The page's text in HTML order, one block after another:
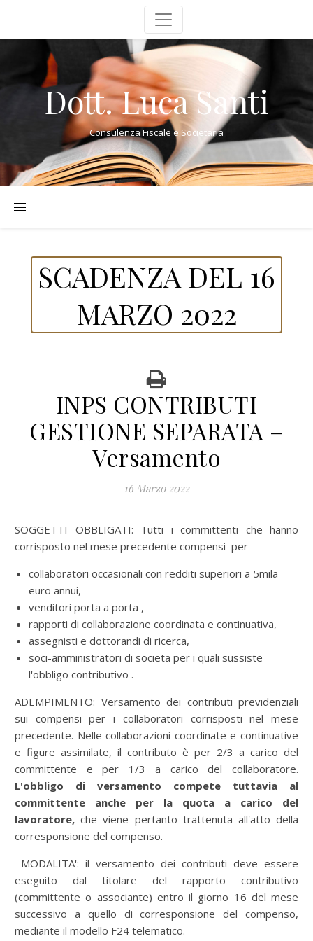
Dott. Luca Santi
Consulenza Fiscale e Societaria
SCADENZA DEL 16
MARZO 2022
INPS CONTRIBUTI
GESTIONE SEPARATA –
Versamento
16 Marzo 2022
SOGGETTI OBBLIGATI: Tutti i committenti che hanno
corrisposto nel mese precedente compensi per
collaboratori occasionali con redditi superiori a 5mila
euro annui,
venditori porta a porta ,
rapporti di collaborazione coordinata e continuativa,
assegnisti e dottorandi di ricerca,
soci-amministratori di societa per i quali sussiste
l'obbligo contributivo .
ADEMPIMENTO: Versamento dei contributi previdenziali
sui compensi per i collaboratori corrisposti nel mese
precedente. Nelle collaborazioni coordinate e continuative
e figure assimilate, il contributo è per 2/3 a carico del
committente e per 1/3 a carico del collaboratore.
L'obbligo di versamento compete tuttavia al
committente anche per la quota a carico del
lavoratore, che viene pertanto trattenuta all'atto della
corresponsione del compenso.
MODALITA': il versamento dei contributi deve essere
eseguito dal titolare del rapporto contributivo
(committente o associante) entro il giorno 16 del mese
successivo a quello di corresponsione del compenso,
mediante il modello F24 telematico.